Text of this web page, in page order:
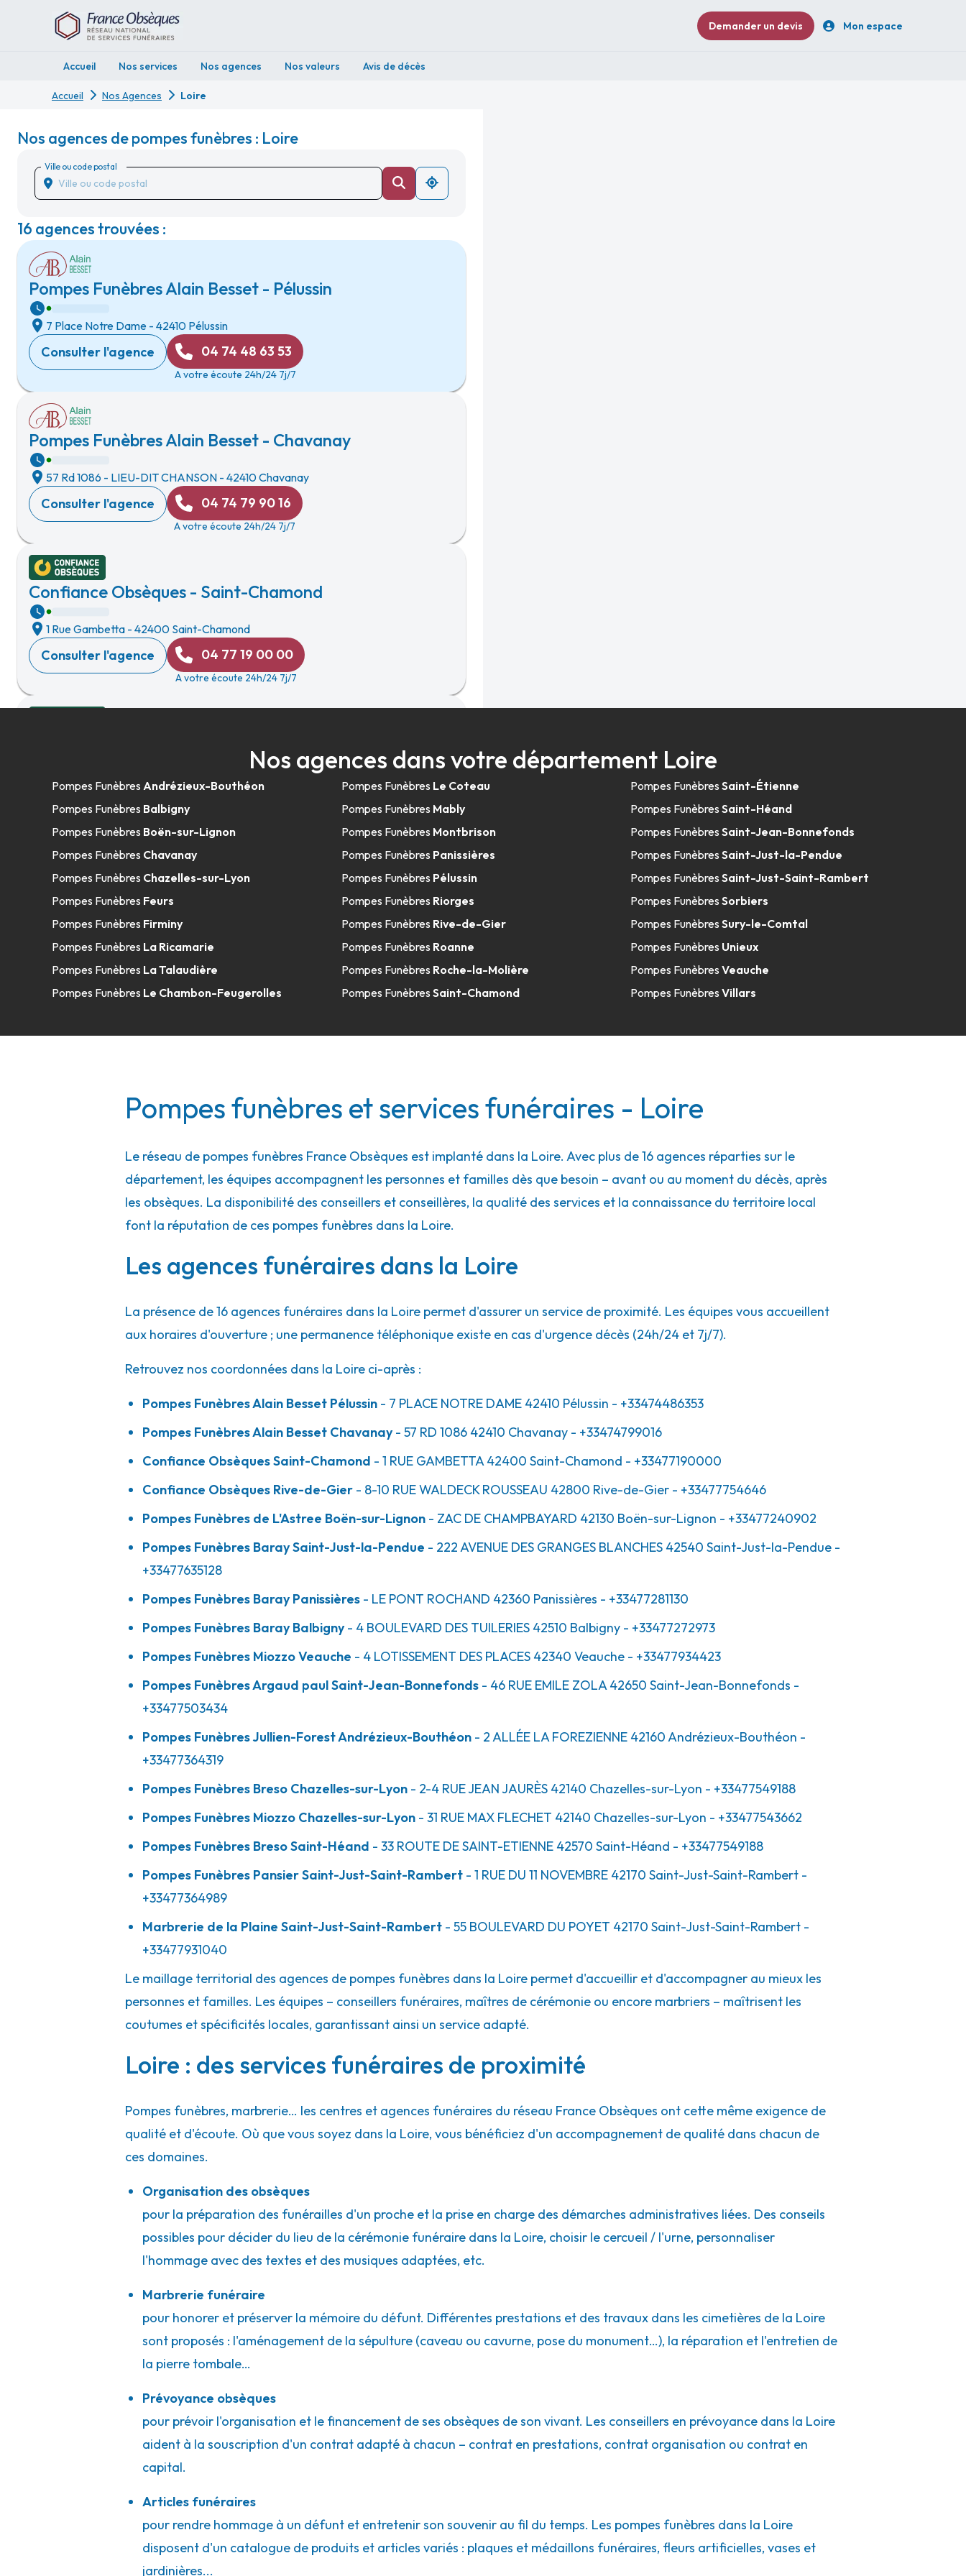
Demander un devis Mon espace
Accueil Nos services Nos agences Nos valeurs Avis de décès
Accueil Nos Agences Loire
Nos agences de pompes funèbres : Loire
Ville ou code postal
16 agences trouvées :
Pompes Funèbres Alain Besset - Pélussin
7 Place Notre Dame - 42410 Pélussin
Consulter l'agence 04 74 48 63 53
A votre écoute 24h/24 7j/7
Pompes Funèbres Alain Besset - Chavanay
57 Rd 1086 - LIEU-DIT CHANSON - 42410 Chavanay
Consulter l'agence 04 74 79 90 16
A votre écoute 24h/24 7j/7
Confiance Obsèques - Saint-Chamond
1 Rue Gambetta - 42400 Saint-Chamond
Consulter l'agence 04 77 19 00 00
A votre écoute 24h/24 7j/7
8-10 Rue Waldeck Rousseau-42800 Rive-de-Gier
Consulter l'agence
A votre écoute 24h/24 7j/7
Pompes Funèbres de l'Astrée - Boën-sur-Lignon
Zac De Champbayard -42130 Boën-sur-Lignon
Consulter l'agence
Consulter l'agence 04 77 63 51 28
Pompes Funèbres Baray - Panissières
42360 Panissières
Consulter l'agence 04 77 28 11 30
Consulter l'agence 04 87 79 05 53
A votre écoute 24h/24 7j/7
Pompes Funèbres Miozzo - Veauche
4 Lotissement Des Places AVENUE D'ANDRÉZIEUX - 42340 Veauche
Consulter l'agence 04 77 93 44 23
Pompes Funèbres Argaud Paul - Saint-Jean-
-ZA DU PONT DE L'ÂNE
Consulter l'agence 04 77 50 34 34
A votre écoute 24h/24 7j/7
Pompes Funèbres Jullien - Forest - Andrézieux-
Pompes Funèbres Breso - Chazelles-sur-Lyon
Consulter l'agence 04 77 54 91 88
Pompes Funèbres Miozzo - Chazelles-sur-Lyon
31 Rue Max Flechet -42140 Chazelles-sur-Lyon
Consulter l'agence 04 77 54 36 62
A votre écoute 24h/24 7j/7
Pompes Funèbres Breso - Saint-Héand
33 Route De Saint-Etienne-42570 Saint-Héand
Consulter l'agence 04 77 54 91 88
A votre écoute 24h/24 7j/7
Pompes Funèbres Pansier - Saint-Just-Saint-Rambert
1 Rue Du 11 Novembre -42170 Saint-Just-Saint-Rambert
Consulter l'agence 04 77 36 49 89
A votre écoute 24h/24 7j/7
Nos agences dans votre département Loire
Pompes Funèbres Andrézieux-Bouthéon
Pompes Funèbres Balbigny
Pompes Funèbres Boën-sur-Lignon
Pompes Funèbres Chavanay
Pompes Funèbres Chazelles-sur-Lyon
Pompes Funèbres Feurs
Pompes Funèbres Firminy
Pompes Funèbres La Ricamarie
Pompes Funèbres La Talaudière
Pompes Funèbres Le Chambon-Feugerolles
Pompes Funèbres Le Coteau
Pompes Funèbres Mably
Pompes Funèbres Montbrison
Pompes Funèbres Panissières
Pompes Funèbres Pélussin
Pompes Funèbres Riorges
Pompes Funèbres Rive-de-Gier
Pompes Funèbres Roanne
Pompes Funèbres Roche-la-Molière
Pompes Funèbres Saint-Chamond
Pompes FunèbresSaint-Étienne
Pompes FunèbresSaint-Héand
Pompes FunèbresSaint-Jean-Bonnefonds
Pompes FunèbresSaint-Just-la-Pendue
Pompes FunèbresSaint-Just-Saint-Rambert
Pompes FunèbresSorbiers
Pompes FunèbresSury-le-Comtal
Pompes Funèbres Unieux
Pompes FunèbresVeauche
Pompes FunèbresVillars
Pompes funèbres et services funéraires - Loire
Le réseau de pompes funèbres France Obsèques est implanté dans la Loire. Avec plus de 16 agences réparties sur le
département, les équipes accompagnent les personnes et familles dès que besoin – avant ou au moment du décès, après
les obsèques. La disponibilité des conseillers et conseillères, la qualité des services et la connaissance du territoire local
font la réputation de ces pompes funèbres dans la Loire.
Les agences funéraires dans la Loire
La présence de 16 agences funéraires dans la Loire permet d'assurer un service de proximité. Les équipes vous accueillent
aux horaires d'ouverture ; une permanence téléphonique existe en cas d'urgence décès (24h/24 et 7j/7).
Retrouvez nos coordonnées dans la Loire ci-après :
Pompes Funèbres Alain Besset Pélussin - 7 PLACE NOTRE DAME 42410 Pélussin - +33474486353
Pompes Funèbres Alain Besset Chavanay- 57 RD 1086 42410 Chavanay - +33474799016
Confiance Obsèques Saint-Chamond - 1 RUE GAMBETTA42400 Saint-Chamond - +33477190000
Confiance Obsèques Rive-de-Gier - 8-10 RUE WALDECK ROUSSEAU 42800 Rive-de-Gier - +33477754646
Pompes Funèbres de L'Astree Boën-sur-Lignon - ZAC DE CHAMPBAYARD 42130 Boën-sur-Lignon - +33477240902
Pompes Funèbres Baray Saint-Just-la-Pendue - 222 AVENUE DES GRANGES BLANCHES 42540 Saint-Just-la-Pendue -
+33477635128
Pompes Funèbres Baray Panissières - LE PONT ROCHAND 42360 Panissières - +33477281130
Pompes Funèbres Baray Balbigny- 4 BOULEVARD DES TUILERIES 42510 Balbigny - +33477272973
Pompes Funèbres Miozzo Veauche - 4 LOTISSEMENT DES PLACES 42340 Veauche - +33477934423
Pompes Funèbres Argaud paul Saint-Jean-Bonnefonds - 46 RUE EMILE ZOLA42650 Saint-Jean-Bonnefonds -
+33477503434
Pompes Funèbres Jullien-Forest Andrézieux-Bouthéon - 2 ALLÉE LA FOREZIENNE 42160Andrézieux-Bouthéon -
+33477364319
Pompes Funèbres Breso Chazelles-sur-Lyon - 2-4 RUE JEAN JAURÈS 42140 Chazelles-sur-Lyon - +33477549188
Pompes Funèbres Miozzo Chazelles-sur-Lyon - 31 RUE MAX FLECHET 42140 Chazelles-sur-Lyon - +33477543662
Pompes Funèbres Breso Saint-Héand - 33 ROUTE DE SAINT-ETIENNE 42570 Saint-Héand - +33477549188
Pompes Funèbres Pansier Saint-Just-Saint-Rambert - 1 RUE DU 11 NOVEMBRE 42170 Saint-Just-Saint-Rambert -
+33477364989
Marbrerie de la Plaine Saint-Just-Saint-Rambert - 55 BOULEVARD DU POYET 42170 Saint-Just-Saint-Rambert -
+33477931040
Le maillage territorial des agences de pompes funèbres dans la Loire permet d'accueillir et d'accompagner au mieux les
personnes et familles. Les équipes – conseillers funéraires, maîtres de cérémonie ou encore marbriers – maîtrisent les
coutumes et spécificités locales, garantissant ainsi un service adapté.
Loire : des services funéraires de proximité
Pompes funèbres, marbrerie… les centres et agences funéraires du réseau France Obsèques ont cette même exigence de
qualité et d'écoute. Où que vous soyez dans la Loire, vous bénéficiez d'un accompagnement de qualité dans chacun de
ces domaines.
Organisation des obsèques
pour la préparation des funérailles d'un proche et la prise en charge des démarches administratives liées. Des conseils
possibles pour décider du lieu de la cérémonie funéraire dans la Loire, choisir le cercueil / l'urne, personnaliser
l'hommage avec des textes et des musiques adaptées, etc.
Marbrerie funéraire
pour honorer et préserver la mémoire du défunt. Différentes prestations et des travaux dans les cimetières de la Loire
sont proposés : l'aménagement de la sépulture (caveau ou cavurne, pose du monument…), la réparation et l'entretien de
la pierre tombale…
Prévoyance obsèques
pour prévoir l'organisation et le financement de ses obsèques de son vivant. Les conseillers en prévoyance dans la Loire
aident à la souscription d'un contrat adapté à chacun – contrat en prestations, contrat organisation ou contrat en
capital.
Articles funéraires
pour rendre hommage à un défunt et entretenir son souvenir au fil du temps. Les pompes funèbres dans la Loire
disposent d'un catalogue de produits et articles variés : plaques et médaillons funéraires, fleurs artificielles, vases et
jardinières...